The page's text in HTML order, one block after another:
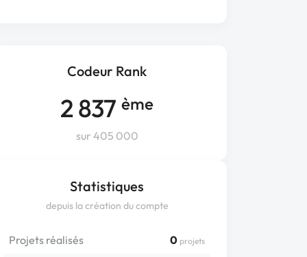
Codeur Rank
2 837 ème
sur 405 000
Statistiques
depuis la création du compte
Projets réalisés 0 projets